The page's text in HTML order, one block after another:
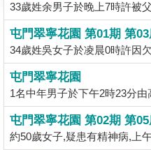
宅
谷
按
揭
地
產
博
33歲姓余男子於晚上7時許被
屯門翠寧花園 第01期 第
34歲姓吳女子於凌晨0時許因
屯門翠寧花園
1名中年男子於下午2時23分
屯門翠寧花園 第02期 第
約50歲女子,疑患有精神病,上